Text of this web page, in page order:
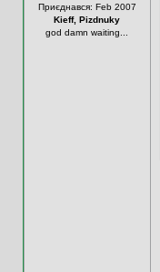
Приєднався: Feb 2007
Kieff, Pizdnuky
god damn waiting...